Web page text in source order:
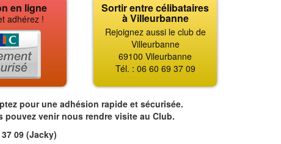
en ligne
adhérez !
Sortir entre célibataires
à Villeurbanne
Rejoignez aussi le club de
Villeurbanne
69100 Vileurbanne
Tél. : 06 60 69 37 09
pour une adhésion rapide et sécurisée.
venir nous rendre visite au Club.
09 (Jacky)